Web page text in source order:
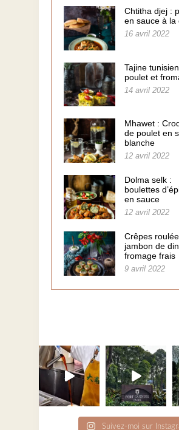
Chtitha djej :
en sauce à la
16 avril 2022
Tajine
poulet et
14 avril 2022
Mhawet :
de poulet en
blanche
12 avril 2022
Dolma selk :
boulettes
en sauce
12 avril 2022
Crêpes
jambon de
fromage frais
9 avril 2022
Suivez-moi sur